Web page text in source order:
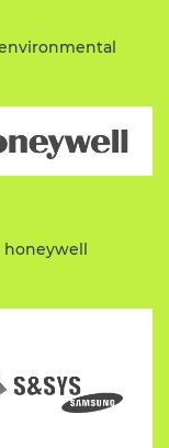
honeywell